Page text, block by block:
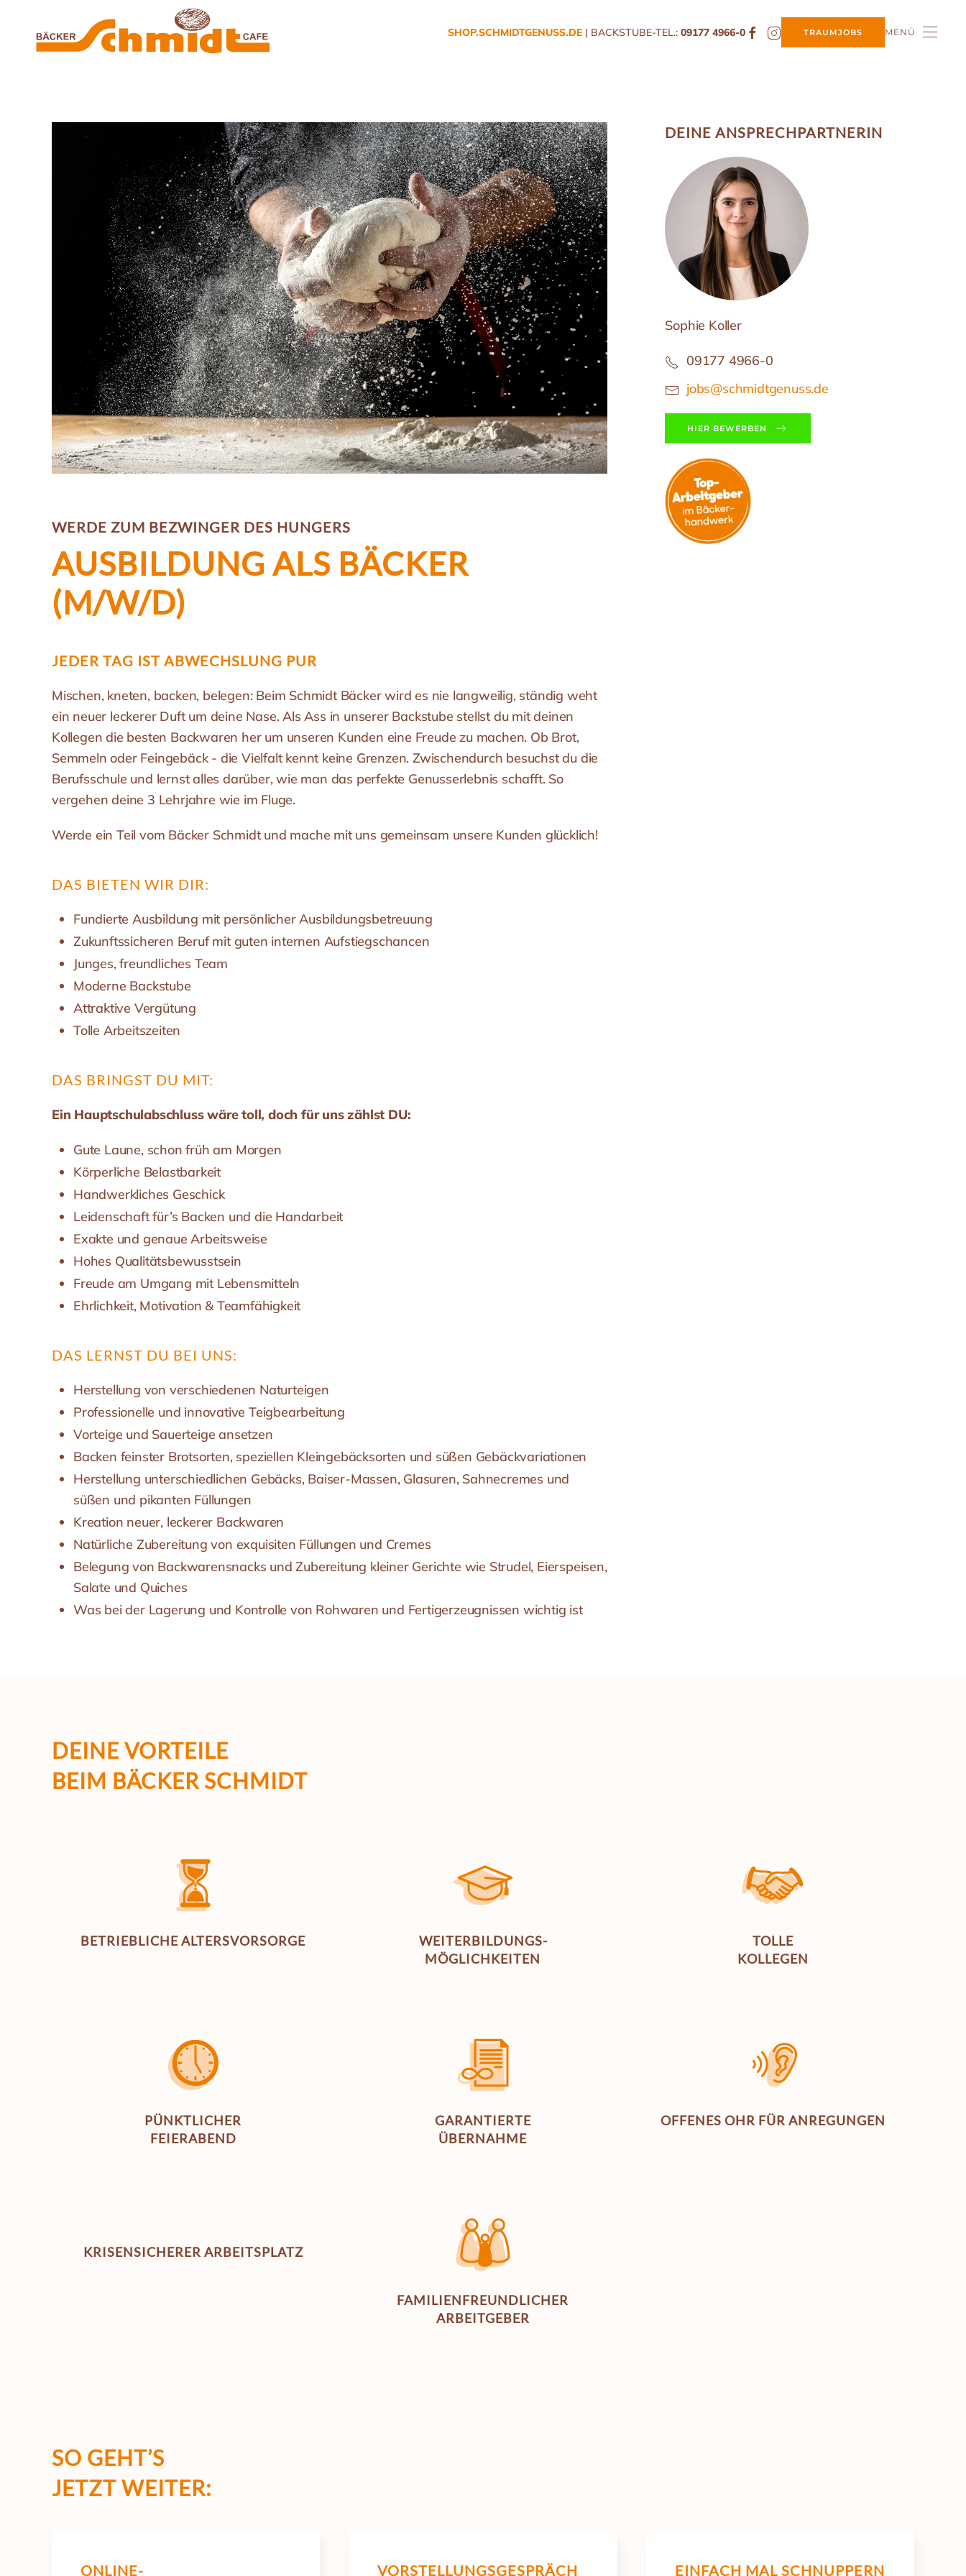
Zum Hauptinhalt springen
SHOP.SCHMIDTGENUSS.DE | BACKSTUBE-TEL.: 09177 4966-0 TRAUMJOBS MENÜ
WERDE ZUM BEZWINGER DES HUNGERS
AUSBILDUNG ALS BÄCKER
(M/W/D)
JEDER TAG IST ABWECHSLUNG PUR
Mischen, kneten, backen, belegen: Beim Schmidt Bäcker wird es nie langweilig, ständig weht
ein neuer leckerer Duft um deine Nase. Als Ass in unserer Backstube stellst du mit deinen
Kollegen die besten Backwaren her um unseren Kunden eine Freude zu machen. Ob Brot,
Semmeln oder Feingebäck - die Vielfalt kennt keine Grenzen. Zwischendurch besuchst du die
Berufsschule und lernst alles darüber, wie man das perfekte Genusserlebnis schafft. So
vergehen deine 3 Lehrjahre wie im Fluge.
Werde ein Teil vom Bäcker Schmidt und mache mit uns gemeinsam unsere Kunden glücklich!
DAS BIETEN WIR DIR:
Fundierte Ausbildung mit persönlicher Ausbildungsbetreuung
Zukunftssicheren Beruf mit guten internen Aufstiegschancen
Junges, freundliches Team
Moderne Backstube
Attraktive Vergütung
Tolle Arbeitszeiten
DAS BRINGST DU MIT:
Ein Hauptschulabschluss wäre toll, doch für uns zählst DU:
Gute Laune, schon früh am Morgen
Körperliche Belastbarkeit
Handwerkliches Geschick
Leidenschaft für’s Backen und die Handarbeit
Exakte und genaue Arbeitsweise
Hohes Qualitätsbewusstsein
Freude am Umgang mit Lebensmitteln
Ehrlichkeit, Motivation & Teamfähigkeit
DAS LERNST DU BEI UNS:
Herstellung von verschiedenen Naturteigen
Professionelle und innovative Teigbearbeitung
Vorteige und Sauerteige ansetzen
Backen feinster Brotsorten, speziellen Kleingebäcksorten und süßen Gebäckvariationen
Herstellung unterschiedlichen Gebäcks, Baiser-Massen, Glasuren, Sahnecremes und
süßen und pikanten Füllungen
Kreation neuer, leckerer Backwaren
Natürliche Zubereitung von exquisiten Füllungen und Cremes
Belegung von Backwarensnacks und Zubereitung kleiner Gerichte wie Strudel, Eierspeisen,
Salate und Quiches
Was bei der Lagerung und Kontrolle von Rohwaren und Fertigerzeugnissen wichtig ist
DEINE ANSPRECH­PARTNERIN
Sophie Koller
09177 4966-0
jobs@schmidtgenuss.de
HIER BEWERBEN
DEINE VORTEILE
BEIM BÄCKER SCHMIDT
BETRIEBLICHE ALTERSVORSORGE
WEITERBILDUNGS­­
MÖGLICHKEITEN
TOLLE
KOLLEGEN
PÜNKTLICHER
FEIERABEND
GARANTIERTE
ÜBERNAHME
OFFENES OHR FÜR ANREGUNGEN
KRISENSICHERER ARBEITSPLATZ
FAMILIEN­FREUNDLICHER
ARBEITGEBER
SO GEHT’S
JETZT WEITER:
ONLINE- VORSTELLUNGS­GESPRÄCH EINFACH MAL SCHNUPPERN